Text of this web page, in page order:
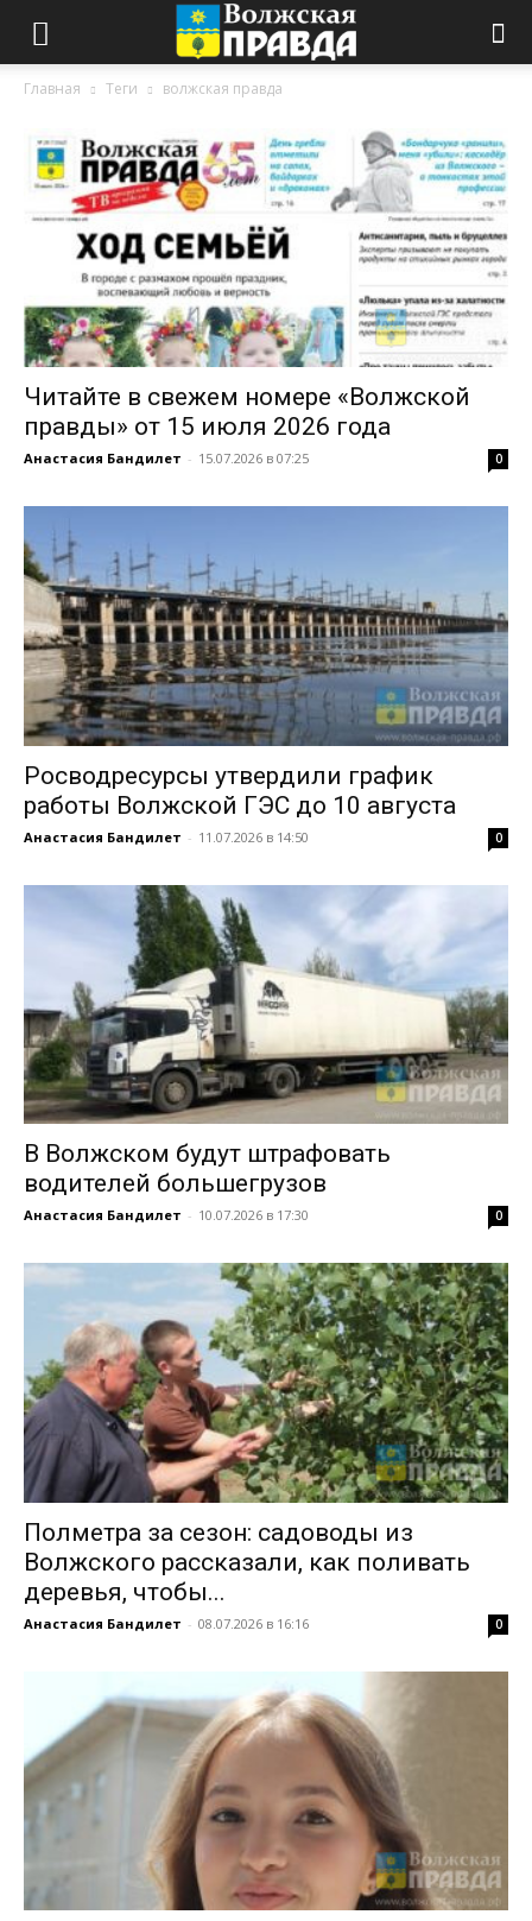
Главная Теги волжская правда
Читайте в свежем номере «Волжской
правды» от 15 июля 2026 года
Анастасия Бандилет - 15.07.2026 в 07:25 0
Росводресурсы утвердили график
работы Волжской ГЭС до 10 августа
Анастасия Бандилет - 11.07.2026 в 14:50 0
В Волжском будут штрафовать
водителей большегрузов
Анастасия Бандилет - 10.07.2026 в 17:30 0
Полметра за сезон: садоводы из
Волжского рассказали, как поливать
деревья, чтобы...
Анастасия Бандилет - 08.07.2026 в 16:16 0